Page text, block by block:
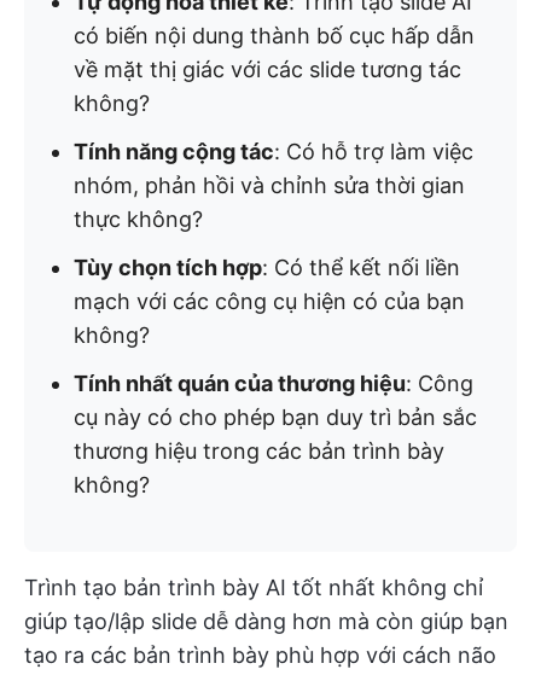
có biến nội dung thành bố cục hấp dẫn
về mặt thị giác với các slide tương tác
không?
Tính năng cộng tác: Có hỗ trợ làm việc
nhóm, phản hồi và chỉnh sửa thời gian
thực không?
Tùy chọn tích hợp: Có thể kết nối liền
mạch với các công cụ hiện có của bạn
không?
Tính nhất quán của thương hiệu: Công
cụ này có cho phép bạn duy trì bản sắc
thương hiệu trong các bản trình bày
không?
Trình tạo bản trình bày AI tốt nhất không chỉ
giúp tạo/lập slide dễ dàng hơn mà còn giúp bạn
tạo ra các bản trình bày phù hợp với cách não